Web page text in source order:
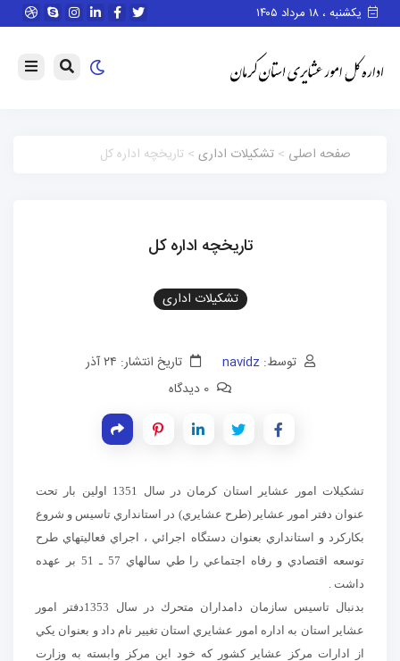
یکشنبه ، ۱۸ مرداد ۱۴۰۵
صفحه اصلی > تشکیلات اداری > تاریخچه اداره کل
تاریخچه اداره کل
تشکیلات اداری
توسط:navidz
تاریخ انتشار: ۲۴ آذر
تشكيلات امور عشاير استان كرمان در سال 1351 اولين بار تحت
عنوان دفتر امور عشاير (طرح عشايري) در استانداري تاسيس و شروع
بكاركرد و استانداري بعنوان دستگاه اجرائي ، اجراي فعاليتهاي طرح
توسعه اقتصادي و رفاه اجتماعي را طي سالهاي 57 ـ 51 بر عهده
داشت .
بدنبال تاسيس سازمان دامداران متحرك در سال 1353دفتر امور
عشاير استان به اداره امور عشايري استان تغيير نام داد و بعنوان يكي
از ادارات مركز عشاير كشور كه خود اين مركز وابسته به وزارت